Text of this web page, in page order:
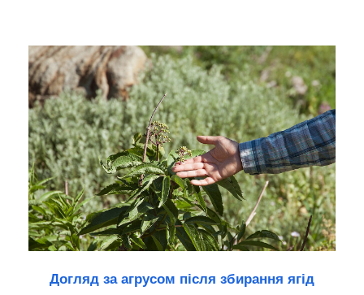
Догляд за агрусом після збирання ягід